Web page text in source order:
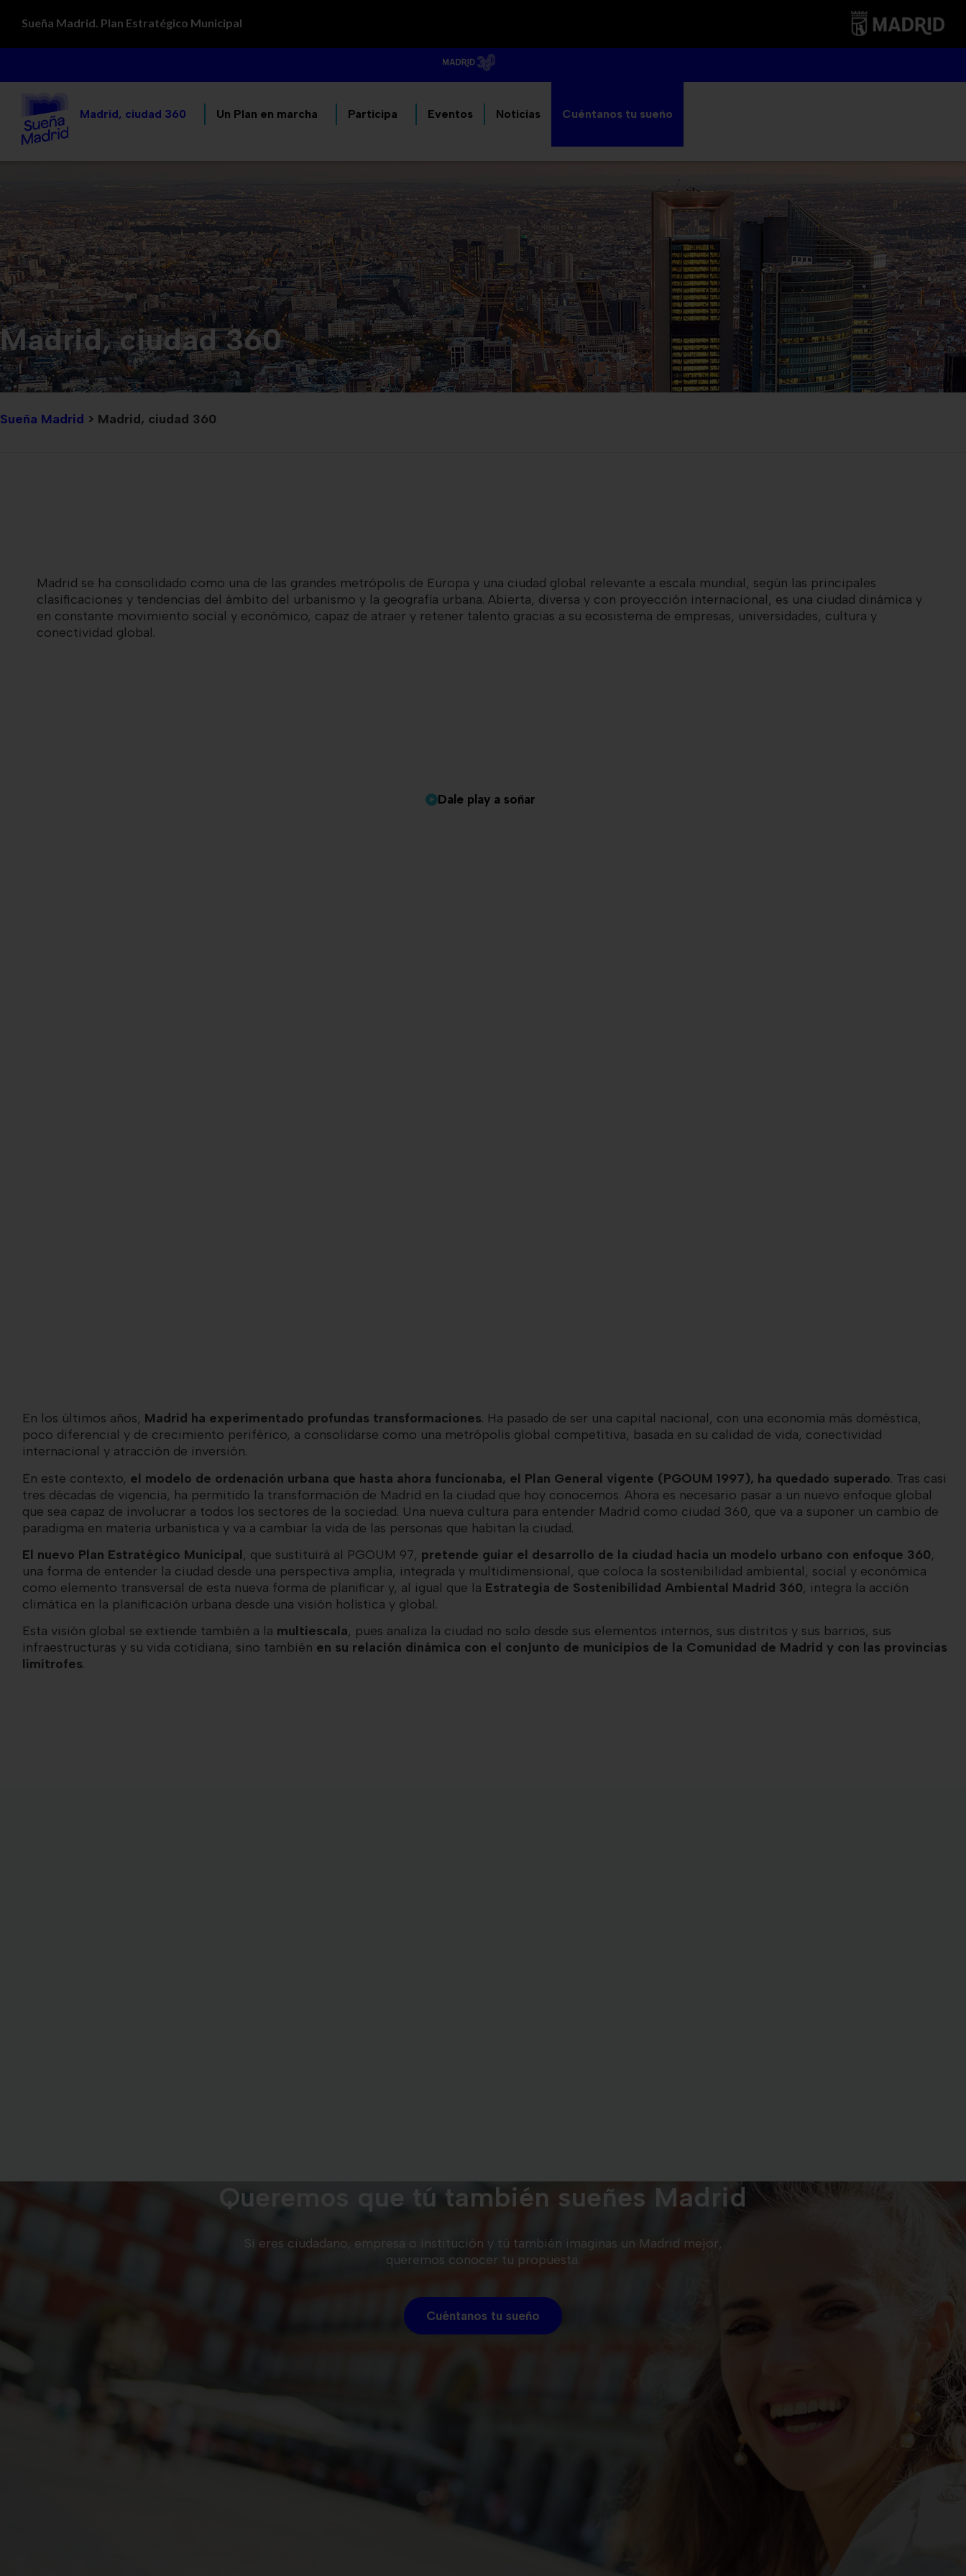
Sueña Madrid. Plan Estratégico Municipal
Madrid, ciudad 360 Un Plan en marcha Participa Eventos Noticias Cuéntanos tu sueño
Madrid, ciudad 360
Sueña Madrid > Madrid, ciudad 360
Madrid se ha consolidado como una de las grandes metrópolis de Europa y una ciudad global relevante a escala mundial, según las principales
clasificaciones y tendencias del ámbito del urbanismo y la geografía urbana. Abierta, diversa y con proyección internacional, es una ciudad dinámica y
en constante movimiento social y económico, capaz de atraer y retener talento gracias a su ecosistema de empresas, universidades, cultura y
conectividad global.
Dale play a soñar
En los últimos años, Madrid ha experimentado profundas transformaciones. Ha pasado de ser una capital nacional, con una economía más doméstica,
poco diferencial y de crecimiento periférico, a consolidarse como una metrópolis global competitiva, basada en su calidad de vida, conectividad
internacional y atracción de inversión.
En este contexto, el modelo de ordenación urbana que hasta ahora funcionaba, el Plan General vigente (PGOUM 1997), ha quedado superado. Tras casi
tres décadas de vigencia, ha permitido la transformación de Madrid en la ciudad que hoy conocemos. Ahora es necesario pasar a un nuevo enfoque global
que sea capaz de involucrar a todos los sectores de la sociedad. Una nueva cultura para entender Madrid como ciudad 360, que va a suponer un cambio de
paradigma en materia urbanística y va a cambiar la vida de las personas que habitan la ciudad.
El nuevo Plan Estratégico Municipal, que sustituirá al PGOUM 97, pretende guiar el desarrollo de la ciudad hacia un modelo urbano con enfoque 360,
una forma de entender la ciudad desde una perspectiva amplia, integrada y multidimensional, que coloca la sostenibilidad ambiental, social y económica
como elemento transversal de esta nueva forma de planificar y, al igual que la Estrategia de Sostenibilidad Ambiental Madrid 360, integra la acción
climática en la planificación urbana desde una visión holística y global.
Esta visión global se extiende también a la multiescala, pues analiza la ciudad no solo desde sus elementos internos, sus distritos y sus barrios, sus
infraestructuras y su vida cotidiana, sino también en su relación dinámica con el conjunto de municipios de la Comunidad de Madrid y con las provincias
limítrofes.
Queremos que tú también sueñes Madrid
Si eres ciudadano, empresa o institución y tú también imaginas un Madrid mejor,
queremos conocer tu propuesta.
Cuéntanos tu sueño